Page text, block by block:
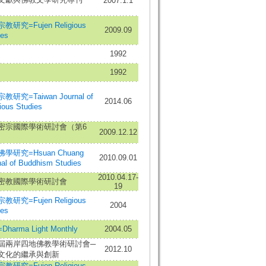
教研究=Fujen Religious
2009.09
1992
1992
教研究=Taiwan Journal of
Studies
2014.06
宗國際學術研討會（第6
2009.12.12
學研究=Hsuan Chuang
of Buddhism Studies
2010.09.01
教國際學術研討會
2010.04.17-
19
教研究=Fujen Religious
2004
Light Monthly
2004.05
兩岸四地佛教學術研討會─
化的繼承與創新
2012.10